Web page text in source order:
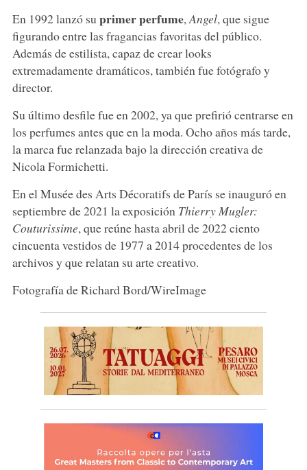
En 1992 lanzó su primer perfume, Angel, que sigue
figurando entre las fragancias favoritas del público.
Además de estilista, capaz de crear looks
extremadamente dramáticos, también fue fotógrafo y
director.
Su último desfile fue en 2002, ya que prefirió centrarse en
los perfumes antes que en la moda. Ocho años más tarde,
la marca fue relanzada bajo la dirección creativa de
Nicola Formichetti.
En el Musée des Arts Décoratifs de París se inauguró en
septiembre de 2021 la exposición Thierry Mugler:
Couturissime, que reúne hasta abril de 2022 ciento
cincuenta vestidos de 1977 a 2014 procedentes de los
archivos y que relatan su arte creativo.
Fotografía de Richard Bord/WireImage